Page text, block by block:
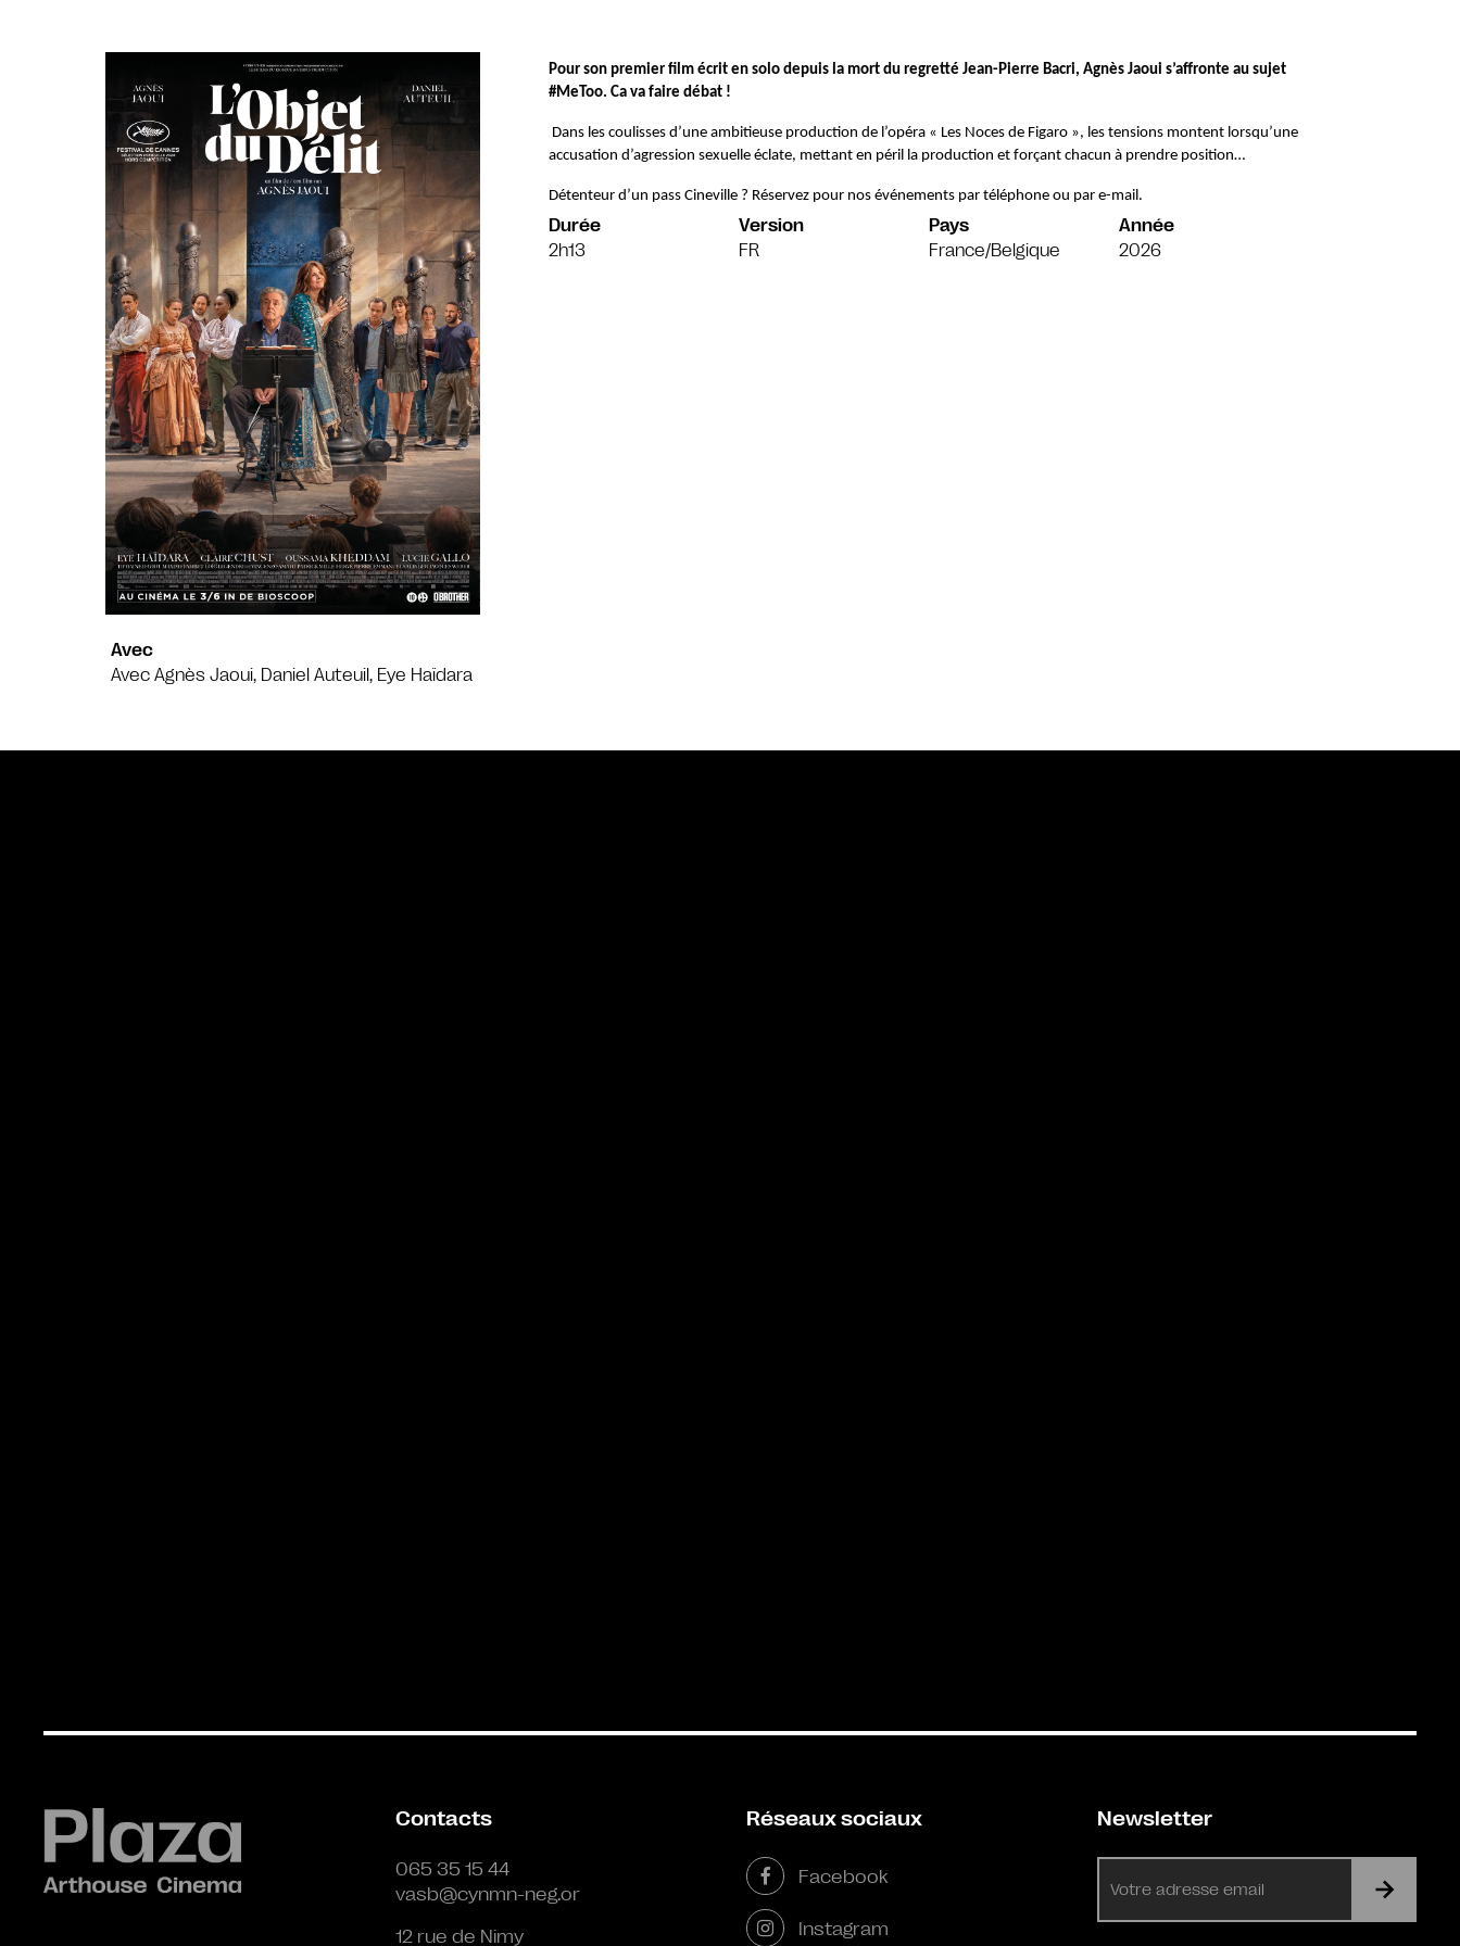
Avec
Avec Agnès Jaoui, Daniel Auteuil, Eye Haïdara
Pour son premier film écrit en solo depuis la mort du regretté Jean-Pierre Bacri, Agnès Jaoui s’affronte au sujet
#MeToo. Ca va faire débat !
Dans les coulisses d’une ambitieuse production de l’opéra « Les Noces de Figaro », les tensions montent lorsqu’une
accusation d’agression sexuelle éclate, mettant en péril la production et forçant chacun à prendre position…
Détenteur d’un pass Cineville ? Réservez pour nos événements par téléphone ou par e-mail.
Durée
2h13
Version
FR
Pays
France/Belgique
Année
2026
Contacts
065 35 15 44
vasb@cynmn-neg.or
12 rue de Nimy
Réseaux sociaux
Facebook
Instagram
Newsletter
mail